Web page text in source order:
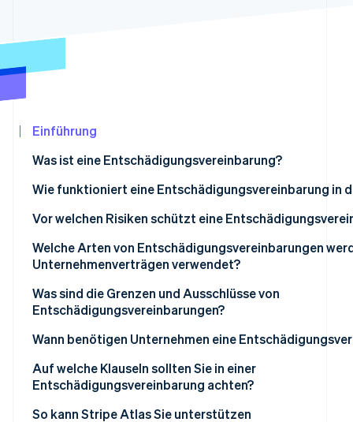
Start-up-Gründung
Climate
Stripe-Sessions 2026
Erfahren Sie, wie Stripe Lösungen für die
Jetzt ansehen
Einführung
Was ist eine Entschädigungsvereinbarung?
Wie funktioniert eine Entschädigungsvereinbarung in
Ein auslösendes Ereignis tritt auf
Festlegung der Kontrolle über die Verteidigung
Kosten werden vorgestreckt oder erstattet
Vor welchen Risiken schützt eine
Welche Arten von Entschädigungsvereinbarungen
Unternehmenverträgen verwendet?
Was sind die Grenzen und Ausschlüsse von
Entschädigungsvereinbarungen?
Wann benötigen Unternehmen eine
Auf welche Klauseln sollten Sie in einer
Entschädigungsvereinbarung achten?
So kann Stripe Atlas Sie unterstützen